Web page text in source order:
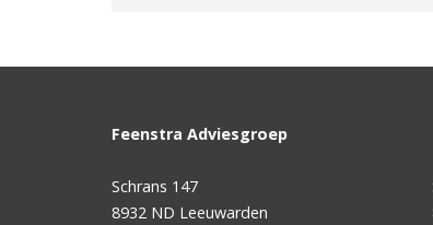
Feenstra Adviesgroep
Schrans 147
8932 ND Leeuwarden